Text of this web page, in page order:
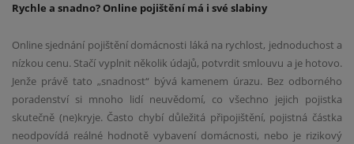
Rychle a snadno? Online pojištění má i své slabiny
Online sjednání pojištění domácnosti láká na rychlost, jednoduchost a
nízkou cenu. Stačí vyplnit několik údajů, potvrdit smlouvu a je hotovo.
Jenže právě tato „snadnost“ bývá kamenem úrazu. Bez odborného
poradenství si mnoho lidí neuvědomí, co všechno jejich pojistka
skutečně (ne)kryje. Často chybí důležitá připojištění, pojistná částka
neodpovídá reálné hodnotě vybavení domácnosti, nebo je rizikový